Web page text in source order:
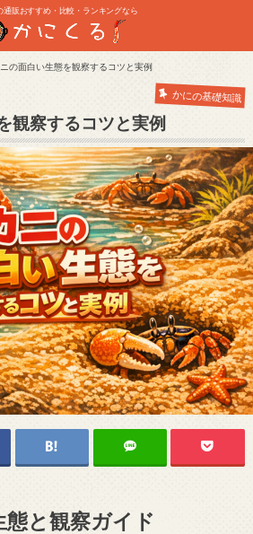
通販おすすめ・比較・ランキングなら
の面白い生態を観察するコツと実例
かにの基礎知識
観察するコツと実例
と観察ガイド